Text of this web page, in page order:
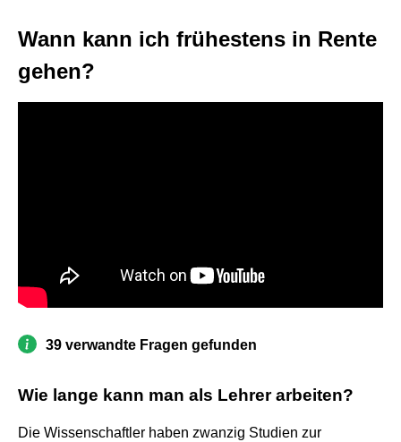
Wann kann ich frühestens in Rente
gehen?
39 verwandte Fragen gefunden
Wie lange kann man als Lehrer arbeiten?
Die Wissenschaftler haben zwanzig Studien zur